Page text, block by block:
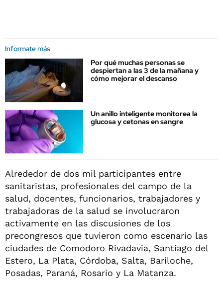
Informate más
Por qué muchas personas se
despiertan a las 3 de la mañana y
cómo mejorar el descanso
Un anillo inteligente monitorea la
glucosa y cetonas en sangre
Alrededor de dos mil participantes entre
sanitaristas, profesionales del campo de la
salud, docentes, funcionarios, trabajadores y
trabajadoras de la salud se involucraron
activamente en las discusiones de los
precongresos que tuvieron como escenario las
ciudades de Comodoro Rivadavia, Santiago del
Estero, La Plata, Córdoba, Salta, Bariloche,
Posadas, Paraná, Rosario y La Matanza.